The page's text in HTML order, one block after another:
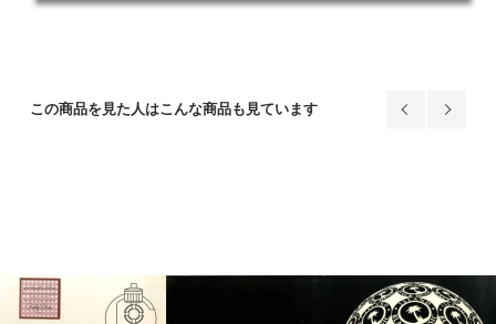
この商品を見た人はこんな商品も見ています